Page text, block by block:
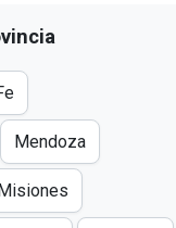
Mendoza
Misiones